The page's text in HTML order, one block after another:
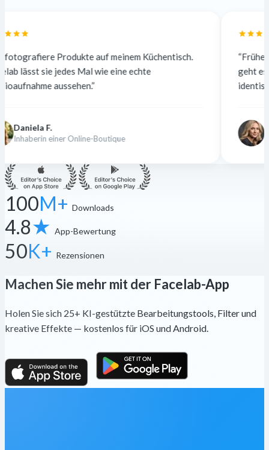
auf meinem Küchentisch.
Mal wie eine echte
Boutique
“Früher habe ich für 5 $
geht es sofort und
identisch – die Kunden
Freiberufliche
100M+ Downloads
4.8★ App-Bewertung
50K+ Rezensionen
Machen Sie mehr mit der Facelab-App
Holen Sie sich 25+ KI-gestützte Bearbeitungstools, Filter und
kreative Effekte — kostenlos für iOS und Android.